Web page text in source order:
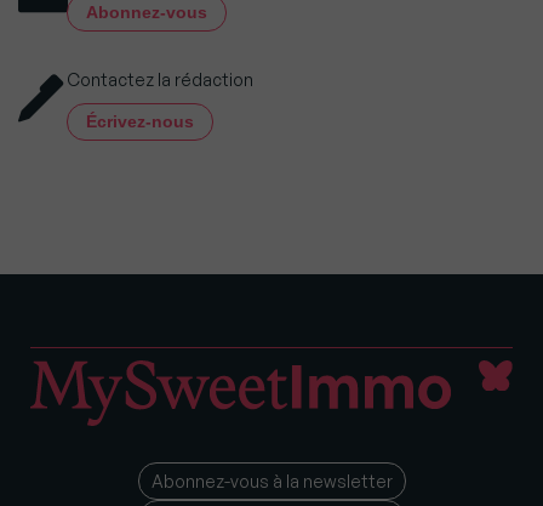
Abonnez-vous
Contactez la rédaction
Écrivez-nous
Abonnez-vous à la newsletter